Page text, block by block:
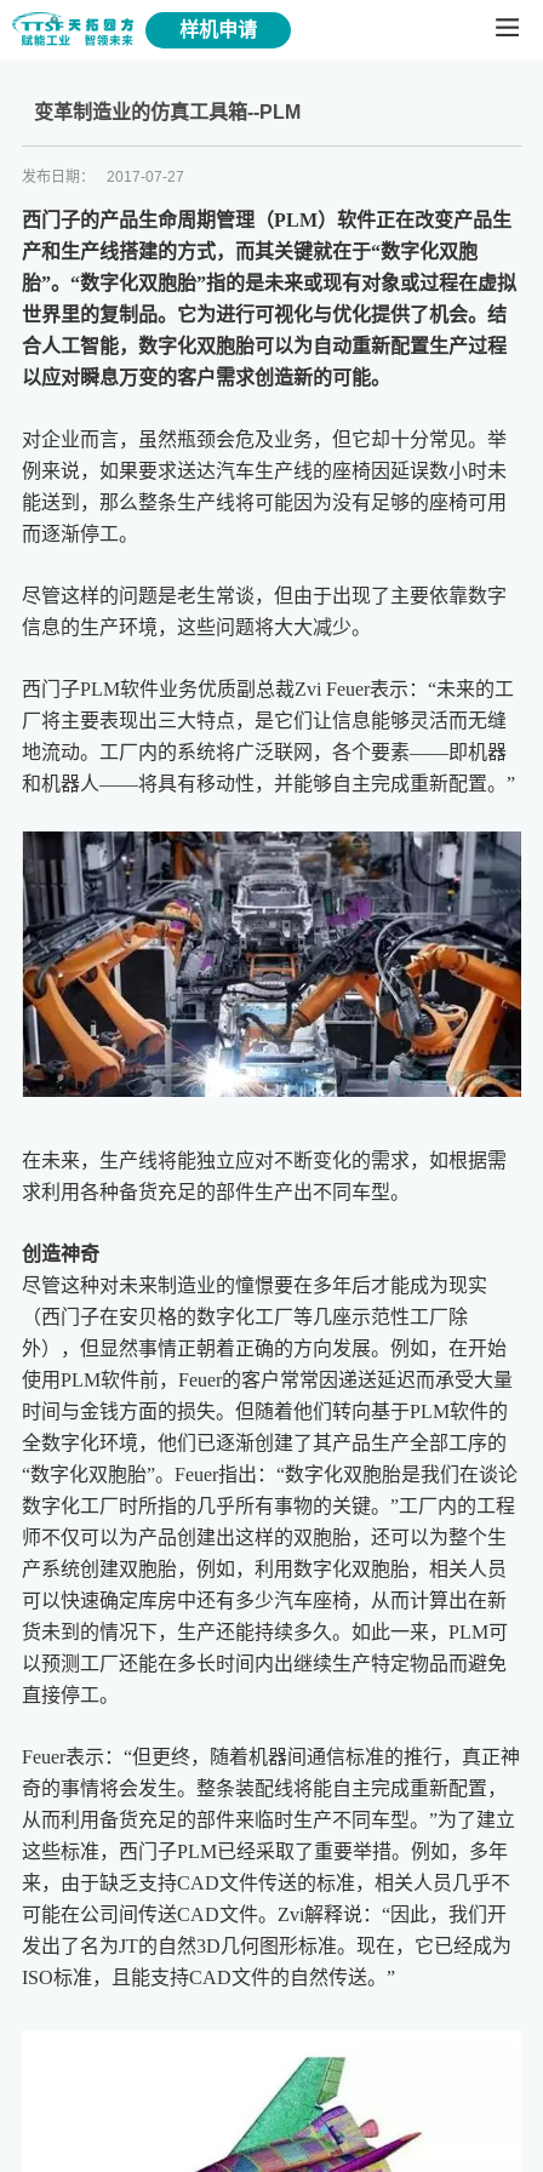
样机申请
变革制造业的仿真工具箱--PLM
发布日期： 2017-07-27
西门子的产品生命周期管理（PLM）软件正在改变产品生
产和生产线搭建的方式，而其关键就在于“数字化双胞
胎”。“数字化双胞胎”指的是未来或现有对象或过程在虚拟
世界里的复制品。它为进行可视化与优化提供了机会。结
合人工智能，数字化双胞胎可以为自动重新配置生产过程
以应对瞬息万变的客户需求创造新的可能。
对企业而言，虽然瓶颈会危及业务，但它却十分常见。举
例来说，如果要求送达汽车生产线的座椅因延误数小时未
能送到，那么整条生产线将可能因为没有足够的座椅可用
而逐渐停工。
尽管这样的问题是老生常谈，但由于出现了主要依靠数字
信息的生产环境，这些问题将大大减少。
西门子PLM软件业务优质副总裁Zvi Feuer表示：“未来的工
厂将主要表现出三大特点，是它们让信息能够灵活而无缝
地流动。工厂内的系统将广泛联网，各个要素——即机器
和机器人——将具有移动性，并能够自主完成重新配置。”
在未来，生产线将能独立应对不断变化的需求，如根据需
求利用各种备货充足的部件生产出不同车型。
创造神奇
尽管这种对未来制造业的憧憬要在多年后才能成为现实
（西门子在安贝格的数字化工厂等几座示范性工厂除
外），但显然事情正朝着正确的方向发展。例如，在开始
使用PLM软件前，Feuer的客户常常因递送延迟而承受大量
时间与金钱方面的损失。但随着他们转向基于PLM软件的
全数字化环境，他们已逐渐创建了其产品生产全部工序的
“数字化双胞胎”。Feuer指出：“数字化双胞胎是我们在谈论
数字化工厂时所指的几乎所有事物的关键。”工厂内的工程
师不仅可以为产品创建出这样的双胞胎，还可以为整个生
产系统创建双胞胎，例如，利用数字化双胞胎，相关人员
可以快速确定库房中还有多少汽车座椅，从而计算出在新
货未到的情况下，生产还能持续多久。如此一来，PLM可
以预测工厂还能在多长时间内出继续生产特定物品而避免
直接停工。
Feuer表示：“但更终，随着机器间通信标准的推行，真正神
奇的事情将会发生。整条装配线将能自主完成重新配置，
从而利用备货充足的部件来临时生产不同车型。”为了建立
这些标准，西门子PLM已经采取了重要举措。例如，多年
来，由于缺乏支持CAD文件传送的标准，相关人员几乎不
可能在公司间传送CAD文件。Zvi解释说：“因此，我们开
发出了名为JT的自然3D几何图形标准。现在，它已经成为
ISO标准，且能支持CAD文件的自然传送。”